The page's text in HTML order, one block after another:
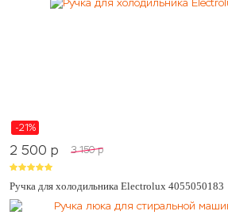
-21%
2 500 p 3 150 p
Ручка для холодильника Electrolux 4055050183